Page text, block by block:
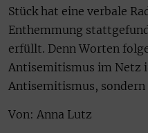
Stück hat eine verbale
Enthemmung
erfüllt. Denn Worten
Antisemitismus im Netz
Antisemitismus, sondern
Von: Anna Lutz